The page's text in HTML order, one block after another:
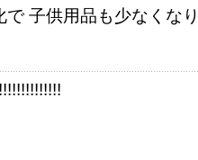
子供用品も少なくな